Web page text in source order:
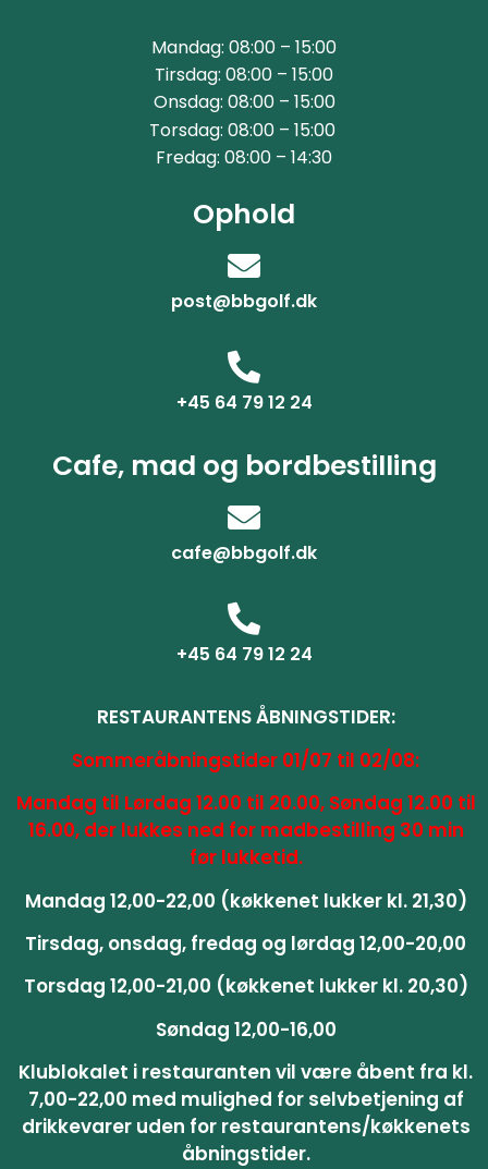
Mandag: 08:00 – 15:00
Tirsdag: 08:00 – 15:00
Onsdag: 08:00 – 15:00
Torsdag: 08:00 – 15:00
Fredag: 08:00 – 14:30
Ophold
post@bbgolf.dk
+45 64 79 12 24
Cafe, mad og bordbestilling
cafe@bbgolf.dk
+45 64 79 12 24
RESTAURANTENS ÅBNINGSTIDER:
Sommeråbningstider 01/07 til 02/08:
Mandag til Lørdag 12.00 til 20.00, Søndag 12.00 til
16.00, der lukkes ned for madbestilling 30 min
før lukketid.
Mandag 12,00-22,00 (køkkenet lukker kl. 21,30)
Tirsdag, onsdag, fredag og lørdag 12,00-20,00
Torsdag 12,00-21,00 (køkkenet lukker kl. 20,30)
Søndag 12,00-16,00
Klublokalet i restauranten vil være åbent fra kl.
7,00-22,00 med mulighed for selvbetjening af
drikkevarer uden for restaurantens/køkkenets
åbningstider.